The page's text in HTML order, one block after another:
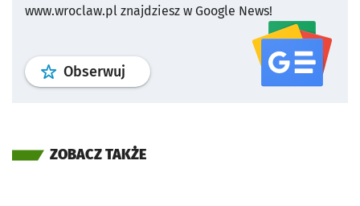
www.wroclaw.pl znajdziesz w Google News!
Obserwuj profil serwisu
ZOBACZ TAKŻE